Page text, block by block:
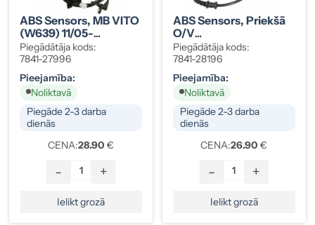
ABS Sensors, MB VITO
(W639) 11/05-
Aizmugurē V
Piegādātāja kods:
7841-27996
Pieejamība:
Noliktavā
Piegāde 2-3 darba
dienās
CENA:28.90 €
- +
Ielikt grozā
ABS Sensors, Priekšā
O/V
SPRINTER/CRAFTER
Piegādātāja kods:
7841-28196
Pieejamība:
Noliktavā
Piegāde 2-3 darba
dienās
CENA:26.90 €
- +
Ielikt grozā